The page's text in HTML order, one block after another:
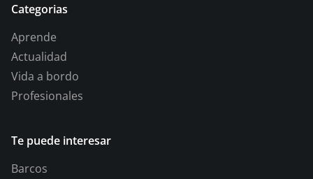
Categorias
Aprende
Actualidad
Vida a bordo
Profesionales
Te puede interesar
Barcos